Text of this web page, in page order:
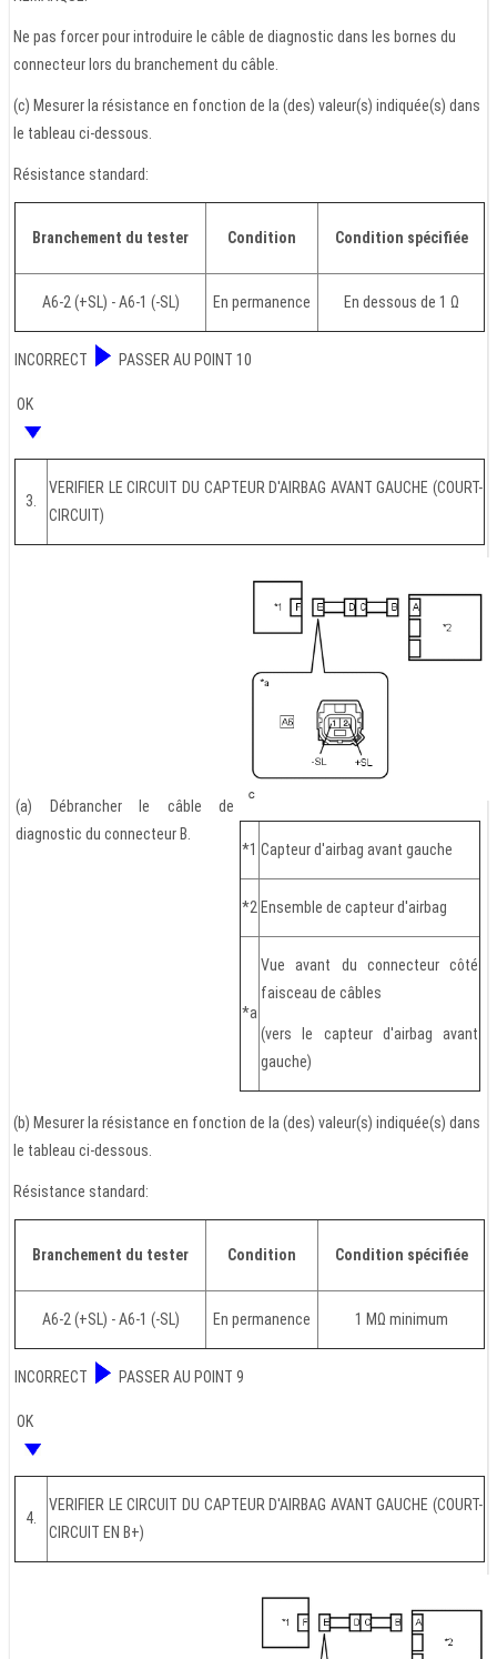
Ne pas forcer pour introduire le câble de diagnostic dans les bornes du
connecteur lors du branchement du câble.
(c) Mesurer la résistance en fonction de la (des) valeur(s) indiquée(s) dans
le tableau ci-dessous.
Résistance standard:
Branchement du tester Condition Condition spécifiée
A6-2 (+SL) - A6-1 (-SL) En permanence En dessous de 1 Ω
INCORRECT PASSER AU POINT 10
OK
3.
VERIFIER LE CIRCUIT DU CAPTEUR D'AIRBAG AVANT GAUCHE (COURT-
CIRCUIT)
(a) Débrancher le câble de
diagnostic du connecteur B.
*1 Capteur d'airbag avant gauche
*2 Ensemble de capteur d'airbag
*a
Vue avant du connecteur côté
faisceau de câbles
(vers le capteur d'airbag avant
gauche)
(b) Mesurer la résistance en fonction de la (des) valeur(s) indiquée(s) dans
le tableau ci-dessous.
Résistance standard:
Branchement du tester Condition Condition spécifiée
A6-2 (+SL) - A6-1 (-SL) En permanence 1 MΩ minimum
INCORRECT PASSER AU POINT 9
OK
4.
VERIFIER LE CIRCUIT DU CAPTEUR D'AIRBAG AVANT GAUCHE (COURT-
CIRCUIT EN B+)